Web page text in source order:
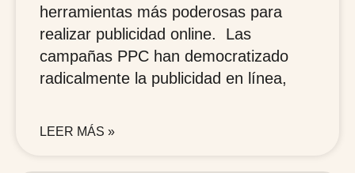
herramientas más poderosas para
realizar publicidad online. Las
campañas PPC han democratizado
radicalmente la publicidad en línea,
LEER MÁS »